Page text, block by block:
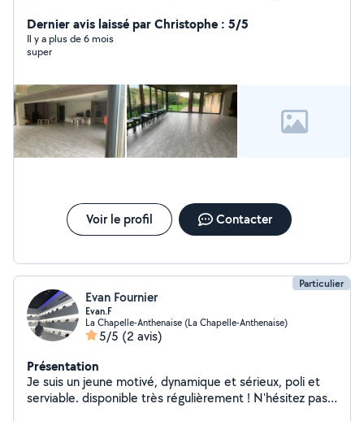
Dernier avis laissé par Christophe : 5/5
Il y a plus de 6 mois
super
Voir le profil Contacter
Particulier
Evan Fournier
Evan.F
La Chapelle-Anthenaise (La Chapelle-Anthenaise)
5/5 (2 avis)
Présentation
Je suis un jeune motivé, dynamique et sérieux, poli et
serviable. disponible très régulièrement ! N'hésitez pas à